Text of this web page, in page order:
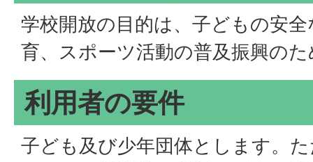
学校開放の目的は、子どもの安
育、スポーツ活動の普及振興の
利用者の要件
子ども及び少年団体とします。